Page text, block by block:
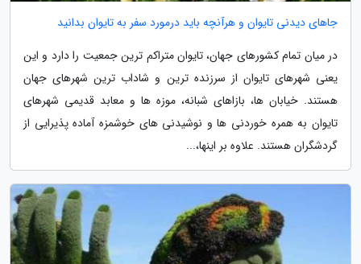
جاهای دیدنی تایوان و هرآنچه باید درمورد سفر به تایوان بدانید
در میان تمام کشورهای جهان، تایوان متراکم ترین جمعیت را دارد و این
یعنی شهرهای تایوان از سرزنده ترین و شاداب ترین شهرهای جهان
هستند. خیابان ها، بازاهای شبانه، موزه ها و معابد قدیمی شهرهای
تایوان به همره خوردنی ها و نوشیدنی های خوشمزه آماده پذیرایی از
گردشگران هستند. علاوه بر اینها،...